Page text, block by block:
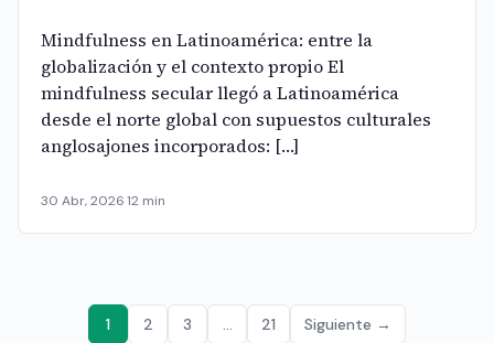
Mindfulness en Latinoamérica: entre la
globalización y el contexto propio El
mindfulness secular llegó a Latinoamérica
desde el norte global con supuestos culturales
anglosajones incorporados: […]
30 Abr, 202612 min
1 2 3 21 Siguiente →